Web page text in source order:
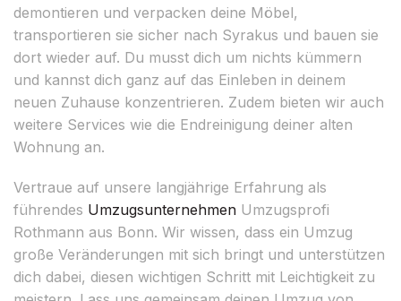
demontieren und verpacken deine Möbel,
transportieren sie sicher nach Syrakus und bauen sie
dort wieder auf. Du musst dich um nichts kümmern
und kannst dich ganz auf das Einleben in deinem
neuen Zuhause konzentrieren. Zudem bieten wir auch
weitere Services wie die Endreinigung deiner alten
Wohnung an.
Vertraue auf unsere langjährige Erfahrung als
führendes Umzugsunternehmen Umzugsprofi
Rothmann aus Bonn. Wir wissen, dass ein Umzug
große Veränderungen mit sich bringt und unterstützen
dich dabei, diesen wichtigen Schritt mit Leichtigkeit zu